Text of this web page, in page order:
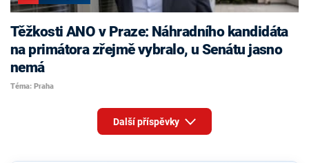
Těžkosti ANO v Praze: Náhradního kandidáta
na primátora zřejmě vybralo, u Senátu jasno
nemá
Téma: Praha
Další příspěvky